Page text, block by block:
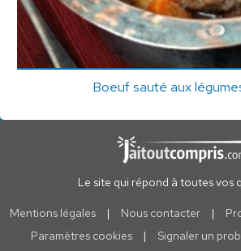
Boeuf sauté aux
Le site qui répond à toutes vos
Mentions légales | Nous contacter |
Paramètres cookies
| Signaler un